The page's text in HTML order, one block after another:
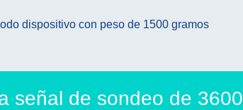
dispositivo con peso de 1500 gramos
señal de sondeo de 3600